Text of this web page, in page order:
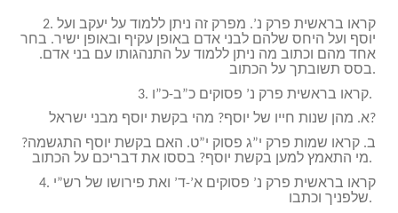
2. קראו בראשית פרק נ’. מפרק זה ניתן ללמוד על יעקב ועל
יוסף ועל היחס שלהם לבני אדם באופן עקיף ובאופן ישיר. בחר
אחד מהם וכתוב מה ניתן ללמוד על התנהגותו עם בני אדם.
בסס תשובתך על הכתוב.
3. קראו בראשית פרק נ’ פסוקים כ”ב-כ”ו.
א. מהן שנות חייו של יוסף? מהי בקשת יוסף מבני ישראל?
ב. קראו שמות פרק י”ג פסוק י”ט. האם בקשת יוסף התגשמה?
מי התאמץ למען בקשת יוסף? בססו את דבריכם על הכתוב.
4. קראו בראשית פרק נ’ פסוקים א’-ד’ ואת פירושו של רש”י
שלפניך וכתבו.